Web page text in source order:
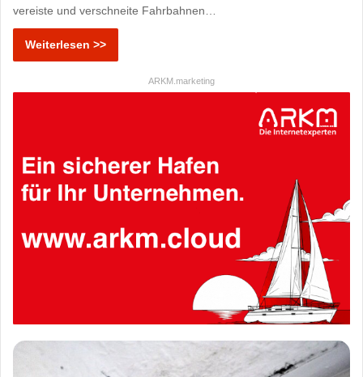
vereiste und verschneite Fahrbahnen…
Weiterlesen >>
ARKM.marketing